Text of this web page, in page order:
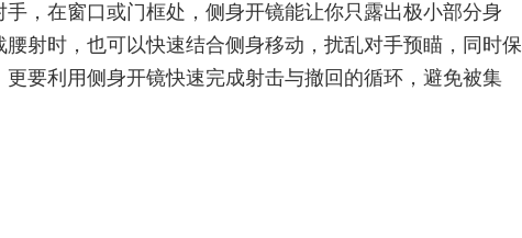
，在窗口或门框处，侧身开镜能让你只露出极小部分身
射时，也可以快速结合侧身移动，扰乱对手预瞄，同时保
要利用侧身开镜快速完成射击与撤回的循环，避免被集